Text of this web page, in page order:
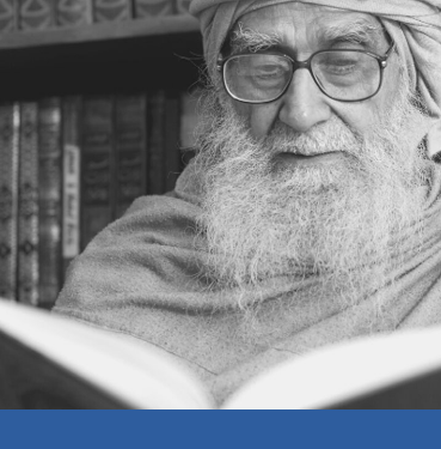
منفی تجربہ
اسٹیج کا فتنہ
کام کی قیمت
کامیاب شادی
مس ایڈونچرزم
سوال و جواب
خبرنامہ اسلامی مرکز — 258